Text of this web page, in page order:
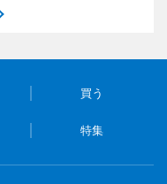
買う
特集